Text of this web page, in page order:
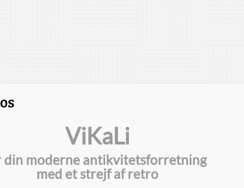
ViKaLi
din moderne antikvitetsforretning
med et strejf af retro